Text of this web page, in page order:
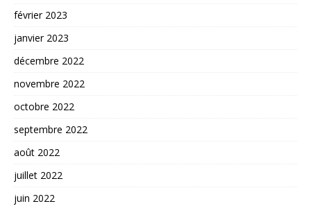
février 2023
janvier 2023
décembre 2022
novembre 2022
octobre 2022
septembre 2022
août 2022
juillet 2022
juin 2022